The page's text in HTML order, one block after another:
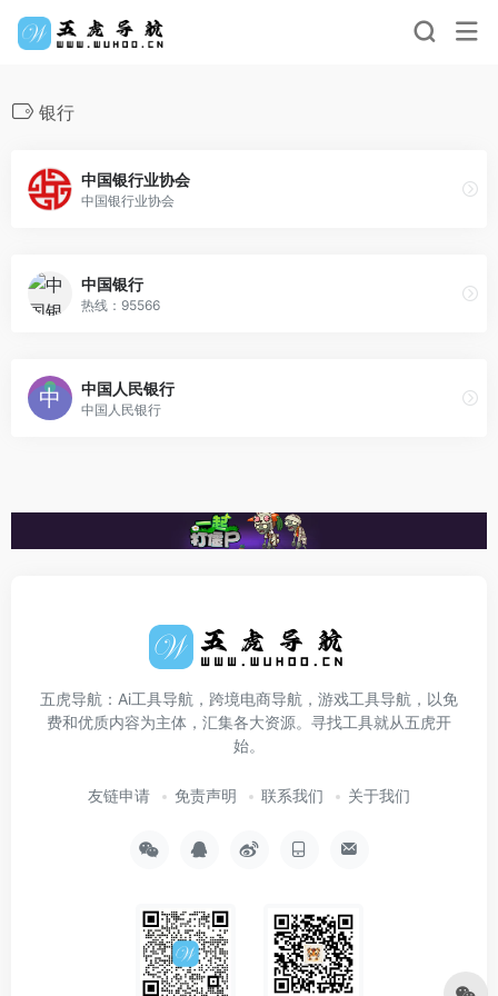
银行
中国银行业协会
中国银行业协会
中国银行
热线：95566
中国人民银行
中国人民银行
五虎导航：Ai工具导航，跨境电商导航，游戏工具导航，以免
费和优质内容为主体，汇集各大资源。寻找工具就从五虎开
始。
友链申请 免责声明 联系我们 关于我们